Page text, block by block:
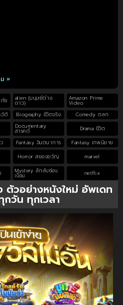
»
ย alien (มนุษย์ต่าง
ดาว)
Amazon Prime
Video
วัติ Biography ชีวิตจริง
Comedy ตลก
Documentary
สารคดี
Drama ชีวิต
Fantasy จินตนาการ
Fantasy เทพนิยาย
Horror สยองขวัญ marvel
Mystery ลึกลับซ่อน
เงื่อน netflix
ตัวอย่างหนังใหม่ อัพเดท
กวัน ทุกเวลา